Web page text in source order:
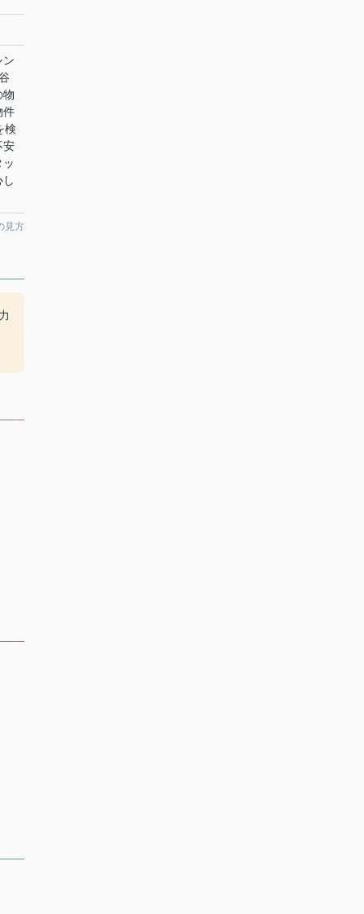
ン
物
件
検
安
見方